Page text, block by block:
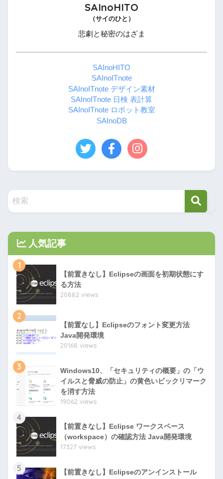
SAInoHITO
（サイのひと）
悲劇と秘密のはざま
SAInoHITO
SAInoITnote
SAInoITnote デザイン素材
SAInoITnote 日検 表計算
SAInoITnote ロボット教室
SAInoDB
人気記事
1
【前置きなし】Eclipseの画面を初期状態にす
る方法
20882 views
2
【前置なし】Eclipseのフォント変更方法
Java開発環境
20168 views
3
Windows10、「セキュリティの概要」の「ウ
イルスと脅威の防止」の黄色いビックリマーク
を消す方法
19062 views
4
【前置きなし】Eclipse ワークスペース
（workspace）の確認方法 Java開発環境
17327 views
5
【前置きなし】Eclipseのアンインストール